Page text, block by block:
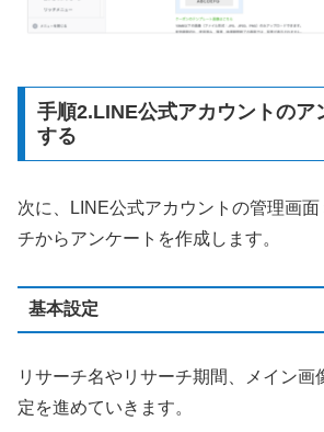
手順2.LINE公式アカウントのア
する
次に、LINE公式アカウントの管理画
チからアンケートを作成します。
基本設定
リサーチ名やリサーチ期間、メイン画
定を進めていきます。